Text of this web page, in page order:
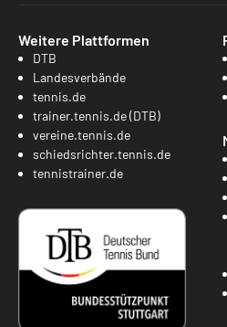
Weitere Plattformen
DTB
Landesverbände
tennis.de
trainer.tennis.de (DTB)
vereine.tennis.de
schiedsrichter.tennis.de
tennistrainer.de